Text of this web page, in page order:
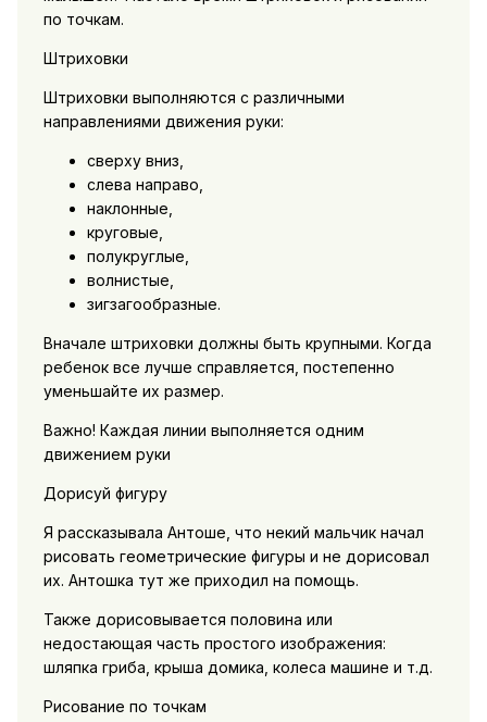
по точкам.
Штриховки
Штриховки выполняются с различными
направлениями движения руки:
сверху вниз,
слева направо,
наклонные,
круговые,
полукруглые,
волнистые,
зигзагообразные.
Вначале штриховки должны быть крупными. Когда
ребенок все лучше справляется, постепенно
уменьшайте их размер.
Важно! Каждая линии выполняется одним
движением руки
Дорисуй фигуру
Я рассказывала Антоше, что некий мальчик начал
рисовать геометрические фигуры и не дорисовал
их. Антошка тут же приходил на помощь.
Также дорисовывается половина или
недостающая часть простого изображения:
шляпка гриба, крыша домика, колеса машине и т.д.
Рисование по точкам